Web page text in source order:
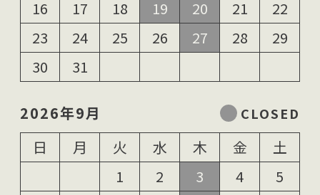
16
17 18 19 20 21
22
23
24 25 26 27 28
29
30
31
2026年9月
日
月 火 水 木 金
土
1
2 3 4
5